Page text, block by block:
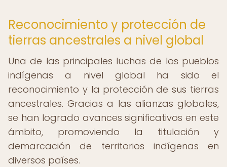
Reconocimiento y protección de
tierras ancestrales a nivel global
Una de las principales luchas de los pueblos
indígenas a nivel global ha sido el
reconocimiento y la protección de sus tierras
ancestrales. Gracias a las alianzas globales,
se han logrado avances significativos en este
ámbito, promoviendo la titulación y
demarcación de territorios indígenas en
diversos países.